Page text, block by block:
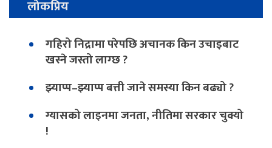
लोकप्रिय
गहिरो निद्रामा परेपछि अचानक किन उचाइबाट
खस्ने जस्तो लाग्छ ?
झ्याप्प–झ्याप्प बत्ती जाने समस्या किन बढ्यो ?
ग्यासको लाइनमा जनता, नीतिमा सरकार चुक्यो
!